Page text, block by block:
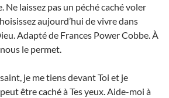
Ne laissez pas un péché caché voler
aujourd’hui de vivre dans
Adapté de Frances Power Cobbe. À
le permet.
je me tiens devant Toi et je
être caché à Tes yeux. Aide-moi à